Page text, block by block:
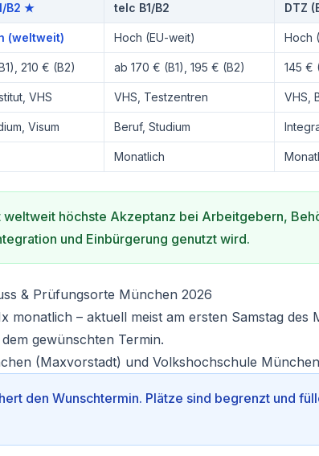
B2 ★ telc B1/B2 DTZ
(weltweit) Hoch (EU-weit) Hoch
210 € (B2) ab 170 € (B1), 195 € (B2) 145 €
VHS VHS, Testzentren VHS,
Visum Beruf, Studium
Monatlich
höchste Akzeptanz bei Arbeitgebern,
und Einbürgerung genutzt wird.
& Prüfungsorte München 2026
monatlich – aktuell meist am ersten Samstag des
gewünschten Termin.
(Maxvorstadt) und Volkshochschule
den Wunschtermin. Plätze sind begrenzt und